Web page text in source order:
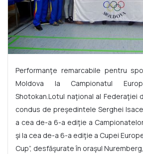
Performanţe remarcabile pentru
Moldova la Campionatul
Shotokan.Lotul naţional al Federaţiei
condus de preşedintele Serghei
a cea de-a 6-a ediţie a
şi la cea de-a 6-a ediţie a Cupei
Cup”, desfăşurate în oraşul